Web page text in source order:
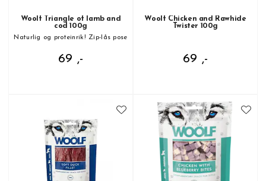
Woolf Triangle of lamb and
cod 100g
Naturlig og proteinrik! Zip-lås pose
69 ,-
Woolf Chicken and Rawhide
Twister 100g
69 ,-